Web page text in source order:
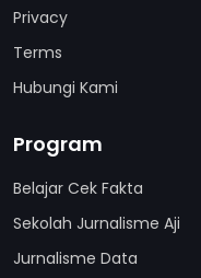
Privacy
Terms
Hubungi Kami
Program
Belajar Cek Fakta
Sekolah Jurnalisme Aji
Jurnalisme Data